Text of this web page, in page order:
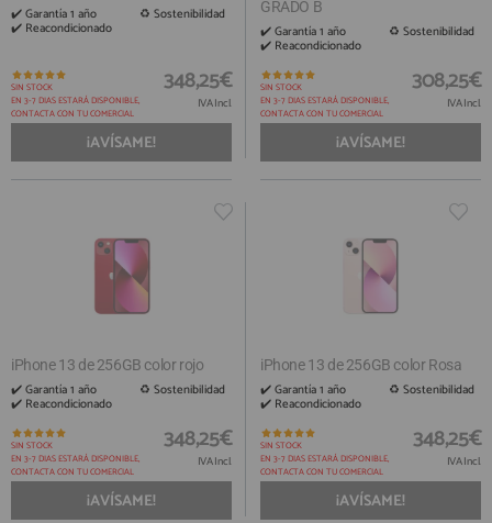
✔️ Garantía 1 año ​ ♻️ Sostenibilidad
✔️ Reacondicionado
SIN STOCK
EN 3-7 DIAS ESTARÁ DISPONIBLE,
CONTACTA CON TU COMERCIAL
348,25€
IVA Incl.
¡AVÍSAME!
GRADO B
✔️ Garantía 1 año ​ ♻️ Sostenibilidad
✔️ Reacondicionado
SIN STOCK
EN 3-7 DIAS ESTARÁ DISPONIBLE,
CONTACTA CON TU COMERCIAL
308,25€
IVA Incl.
¡AVÍSAME!
iPhone 13 de 256GB color rojo
✔️ Garantía 1 año ​ ♻️ Sostenibilidad
✔️ Reacondicionado
SIN STOCK
EN 3-7 DIAS ESTARÁ DISPONIBLE,
CONTACTA CON TU COMERCIAL
348,25€
IVA Incl.
¡AVÍSAME!
iPhone 13 de 256GB color Rosa
✔️ Garantía 1 año ​ ♻️ Sostenibilidad
✔️ Reacondicionado
SIN STOCK
EN 3-7 DIAS ESTARÁ DISPONIBLE,
CONTACTA CON TU COMERCIAL
348,25€
IVA Incl.
¡AVÍSAME!